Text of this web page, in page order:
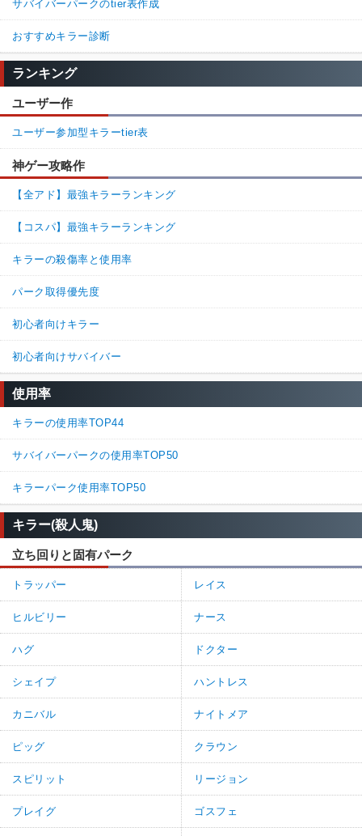
サバイバーパークのtier表作成
おすすめキラー診断
ランキング
ユーザー作
ユーザー参加型キラーtier表
神ゲー攻略作
【全アド】最強キラーランキング
【コスパ】最強キラーランキング
キラーの殺傷率と使用率
パーク取得優先度
初心者向けキラー
初心者向けサバイバー
使用率
キラーの使用率TOP44
サバイバーパークの使用率TOP50
キラーパーク使用率TOP50
キラー(殺人鬼)
立ち回りと固有パーク
トラッパー レイス
ヒルビリー ナース
ハグ ドクター
シェイプ ハントレス
カニバル ナイトメア
ピッグ クラウン
スピリット リージョン
プレイグ ゴスフェ